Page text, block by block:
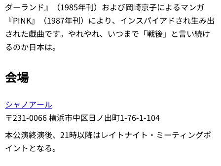
ダーランド』（1985年刊）および岡崎京子によるマンガ
『PINK』（1987年刊）により、インスパイアドされ生み出
された戯曲です。やれやれ、いつまで「戦後」と言い続け
るのか日本は。
会場
シャノアール
〒231-0066 横浜市中区日ノ出町1-76-1-104
本公演終演後、21時以降はレイトナイト・ミーティングポ
イントとなる。